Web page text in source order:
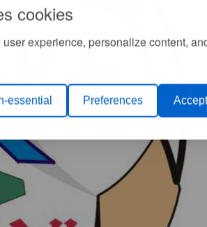
cookies
experience, personalize content,
essential Preferences Accept